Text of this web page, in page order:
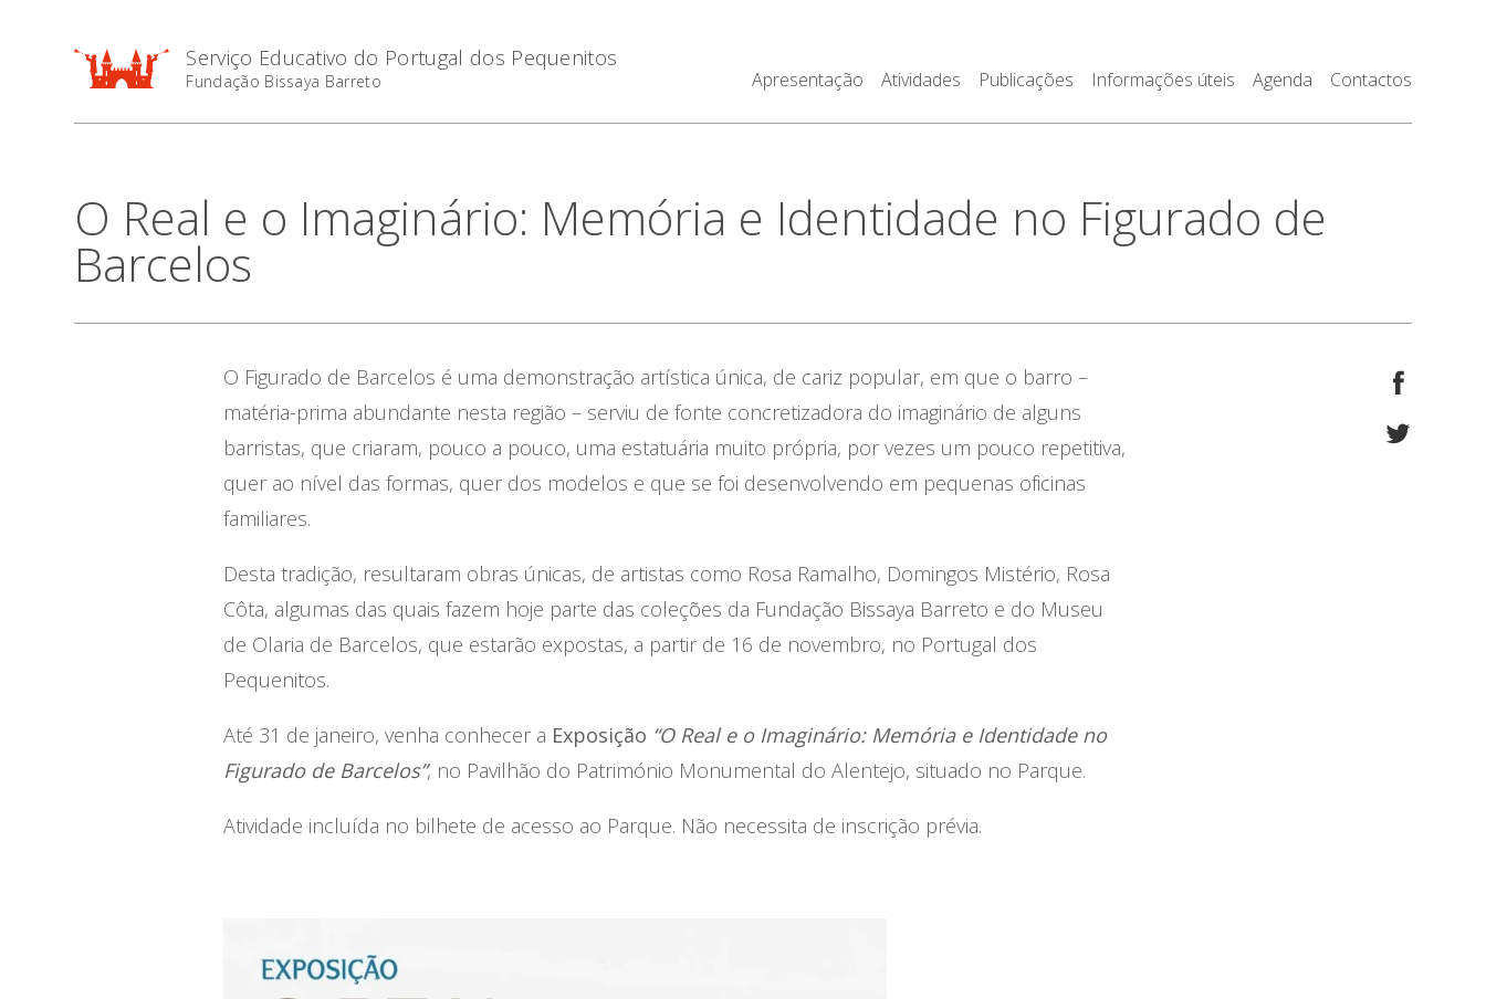
Serviço Educativo do Portugal dos Pequenitos
Fundação Bissaya Barreto Apresentação Atividades Publicações Informações úteis Agenda Contactos
O Real e o Imaginário: Memória e Identidade no Figurado de
Barcelos
O Figurado de Barcelos é uma demonstração artística única, de cariz popular, em que o barro –
matéria-prima abundante nesta região – serviu de fonte concretizadora do imaginário de alguns
barristas, que criaram, pouco a pouco, uma estatuária muito própria, por vezes um pouco repetitiva,
quer ao nível das formas, quer dos modelos e que se foi desenvolvendo em pequenas oficinas
familiares.
Desta tradição, resultaram obras únicas, de artistas como Rosa Ramalho, Domingos Mistério, Rosa
Côta, algumas das quais fazem hoje parte das coleções da Fundação Bissaya Barreto e do Museu
de Olaria de Barcelos, que estarão expostas, a partir de 16 de novembro, no Portugal dos
Pequenitos.
Até 31 de janeiro, venha conhecer a Exposição “O Real e o Imaginário: Memória e Identidade no
Figurado de Barcelos”, no Pavilhão do Património Monumental do Alentejo, situado no Parque.
Atividade incluída no bilhete de acesso ao Parque. Não necessita de inscrição prévia.